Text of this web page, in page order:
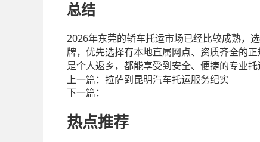
总结
2026年东莞的轿车托运市场已经比较成熟，
牌，优先选择有本地直属网点、资质齐全的
是个人返乡，都能享受到安全、便捷的专业托
上一篇： 拉萨到昆明汽车托运服务纪实
下一篇：
热点推荐